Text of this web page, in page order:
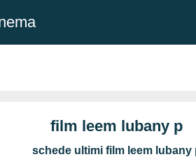
film leem lubany p
schede ultimi film leem lubany